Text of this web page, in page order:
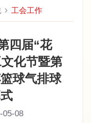
工会工作
四届“花
化节暨第
球气排球
05-08